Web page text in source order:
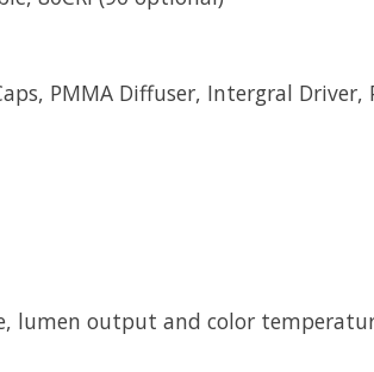
PMMA Diffuser, Intergral
lumen output and color